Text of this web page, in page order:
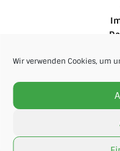
Wir verwenden Cookies, um